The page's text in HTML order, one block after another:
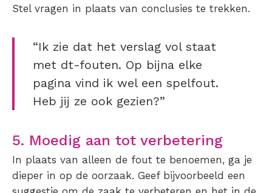
Stel vragen in plaats van conclusies te trekken.
“Ik zie dat het verslag vol staat
met dt-fouten. Op bijna elke
pagina vind ik wel een spelfout.
Heb jij ze ook gezien?”
5. Moedig aan tot verbetering
In plaats van alleen de fout te benoemen, ga je
dieper in op de oorzaak. Geef bijvoorbeeld een